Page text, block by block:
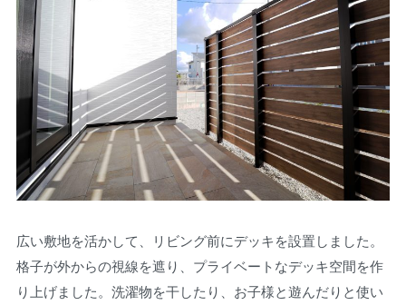
広い敷地を活かして、リビング前にデッキを設置しました。
格子が外からの視線を遮り、プライベートなデッキ空間を作
り上げました。洗濯物を干したり、お子様と遊んだりと使い